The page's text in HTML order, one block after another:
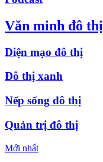
Văn minh đô thị
Diện mạo đô thị
Đô thị xanh
Nếp sống đô thị
Quản trị đô thị
Mới nhất